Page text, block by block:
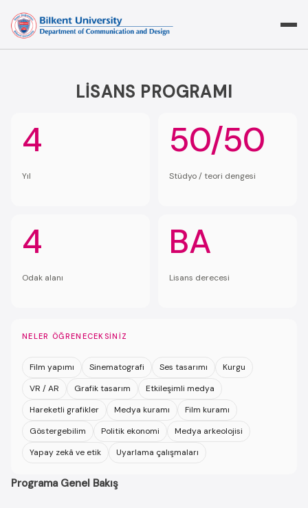
content
LISANS PROGRAMI
4
Yıl
50/50
Stüdyo / teori dengesi
4
Odak alanı
BA
Lisans derecesi
NELER ÖĞRENECEKSINIZ
Film yapımı Sinematografi Ses tasarımı
Kurgu
VR / AR
Grafik tasarım
Etkileşimli medya
Hareketli grafikler
Medya kuramı
Film kuramı
Göstergebilim
Politik ekonomi
Medya arkeolojisi
Yapay zekâ ve etik
Uyarlama çalışmaları
Programa Genel Bakış